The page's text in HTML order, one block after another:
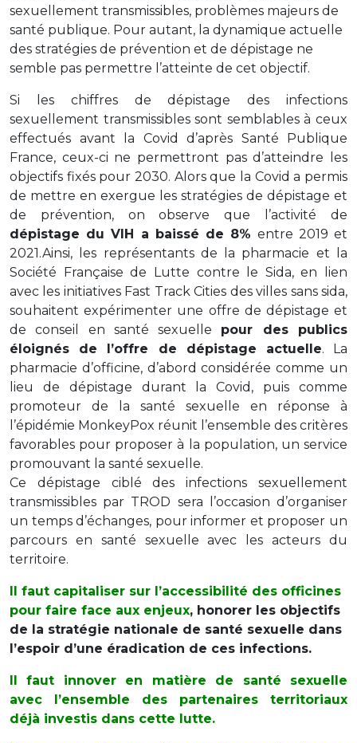
sexuellement transmissibles, problèmes majeurs de
santé publique. Pour autant, la dynamique actuelle
des stratégies de prévention et de dépistage ne
semble pas permettre l’atteinte de cet objectif.
Si les chiffres de dépistage des infections
sexuellement transmissibles sont semblables à ceux
effectués avant la Covid d’après Santé Publique
France, ceux-ci ne permettront pas d’atteindre les
objectifs fixés pour 2030. Alors que la Covid a permis
de mettre en exergue les stratégies de dépistage et
de prévention, on observe que l’activité de
dépistage du VIH a baissé de 8% entre 2019 et
2021.Ainsi, les représentants de la pharmacie et la
Société Française de Lutte contre le Sida, en lien
avec les initiatives Fast Track Cities des villes sans sida,
souhaitent expérimenter une offre de dépistage et
de conseil en santé sexuelle pour des publics
éloignés de l’offre de dépistage actuelle. La
pharmacie d’officine, d’abord considérée comme un
lieu de dépistage durant la Covid, puis comme
promoteur de la santé sexuelle en réponse à
l’épidémie MonkeyPox réunit l’ensemble des critères
favorables pour proposer à la population, un service
promouvant la santé sexuelle.
Ce dépistage ciblé des infections sexuellement
transmissibles par TROD sera l’occasion d’organiser
un temps d’échanges, pour informer et proposer un
parcours en santé sexuelle avec les acteurs du
territoire.
Il faut capitaliser sur l’accessibilité des officines
pour faire face aux enjeux, honorer les objectifs
de la stratégie nationale de santé sexuelle dans
l’espoir d’une éradication de ces infections.
Il faut innover en matière de santé sexuelle
avec l’ensemble des partenaires territoriaux
déjà investis dans cette lutte.